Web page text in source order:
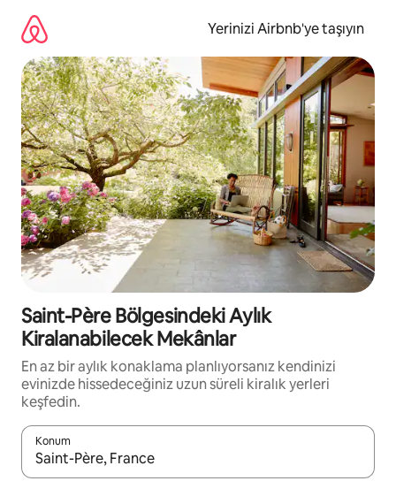
Yerinizi Airbnb'ye taşıyın
Saint-Père Bölgesindeki Aylık
Kiralanabilecek Mekânlar
En az bir aylık konaklama planlıyorsanız kendinizi
evinizde hissedeceğiniz uzun süreli kiralık yerleri
keşfedin.
Konum
Sonuçlar kullanılabilir olduğunda yukarı ve aşağı oklarıyla